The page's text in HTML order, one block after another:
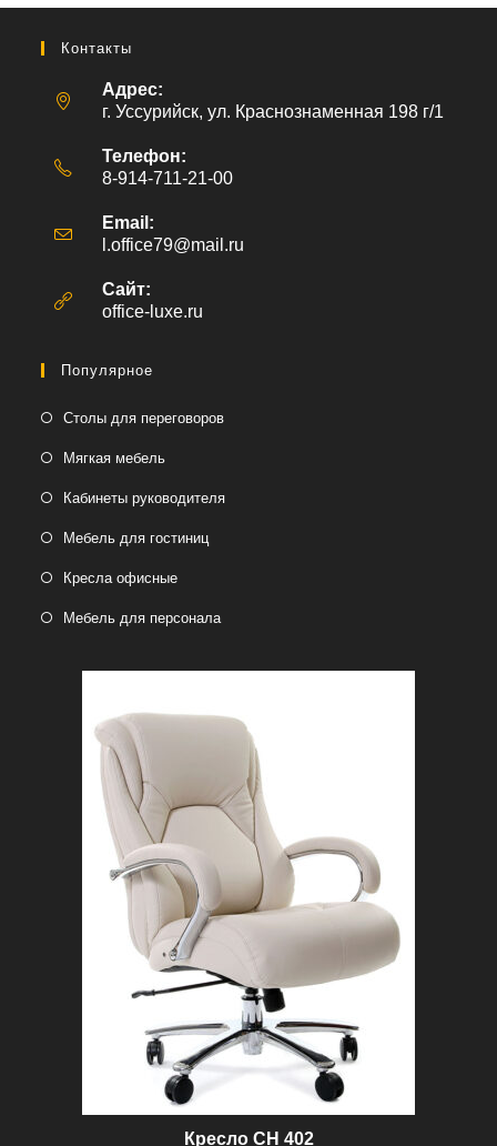
Контакты
Адрес:
г. Уссурийск, ул. Краснознаменная 198 г/1
Телефон:
8-914-711-21-00
Email:
l.office79@mail.ru
Сайт:
office-luxe.ru
Популярное
Столы для переговоров
Мягкая мебель
Кабинеты руководителя
Мебель для гостиниц
Кресла офисные
Мебель для персонала
Кресло СН 402